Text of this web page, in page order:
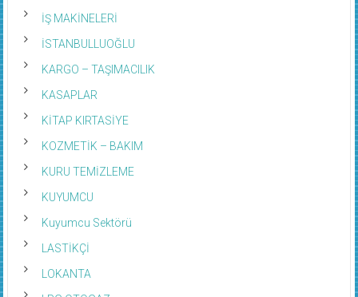
İŞ MAKİNELERİ
İSTANBULLUOĞLU
KARGO – TAŞIMACILIK
KASAPLAR
KİTAP KIRTASİYE
KOZMETİK – BAKIM
KURU TEMİZLEME
KUYUMCU
Kuyumcu Sektörü
LASTİKÇİ
LOKANTA